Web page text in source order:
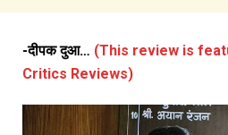
-दीपक दुआ… (This review is
Critics Reviews)